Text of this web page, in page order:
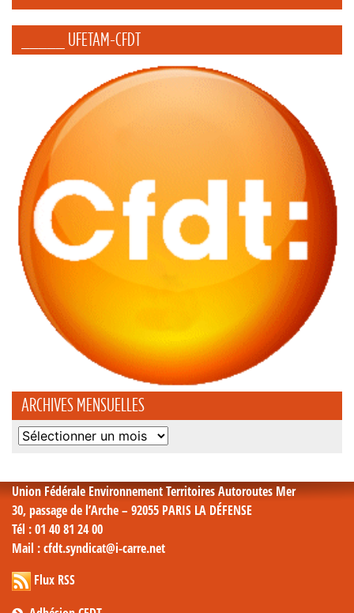
_____ UFETAM-CFDT
ARCHIVES MENSUELLES
Archives
Union Fédérale Environnement Territoires Autoroutes Mer
30, passage de l’Arche – 92055 PARIS LA DÉFENSE
Tél : 01 40 81 24 00
Mail : cfdt.syndicat@i-carre.net
Flux RSS